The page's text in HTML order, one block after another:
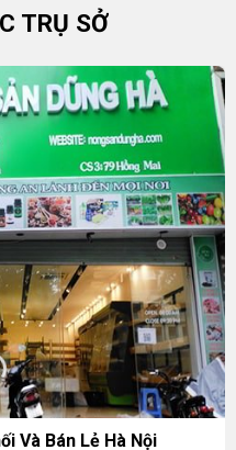
TRỤ SỞ
Và Bán Lẻ Hà Nội